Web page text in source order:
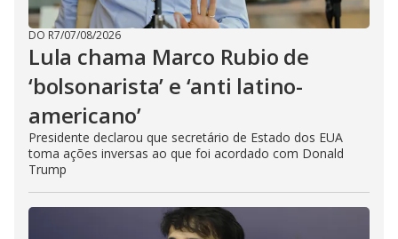
DO R7/07/08/2026
Lula chama Marco Rubio de
‘bolsonarista’ e ‘anti latino-
americano’
Presidente declarou que secretário de Estado dos EUA
toma ações inversas ao que foi acordado com Donald
Trump